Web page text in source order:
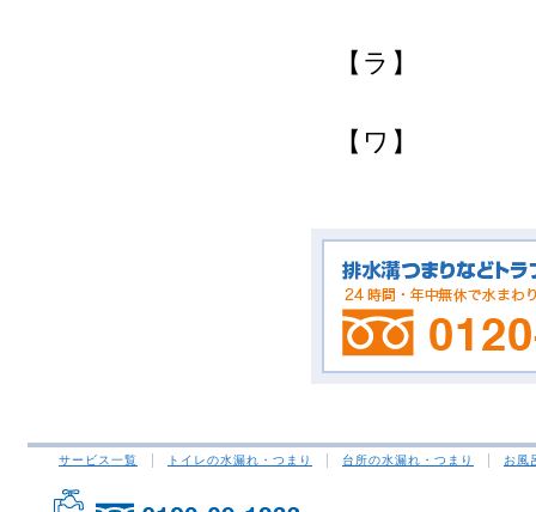
【ラ】
【ワ】
サービス一覧 トイレの水漏れ・つまり 台所の水漏れ・つまり お風